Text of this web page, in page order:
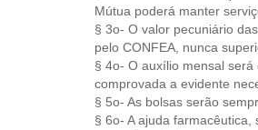
Mútua poderá manter
§ 3o- O valor pecuniário
pelo CONFEA, nunca
§ 4o- O auxílio mensal
comprovada a evidente
§ 5o- As bolsas serão
§ 6o- A ajuda